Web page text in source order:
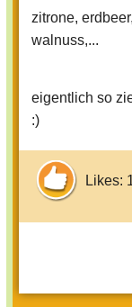
zitrone,
walnuss,...
eigentlich so
:)
Likes: